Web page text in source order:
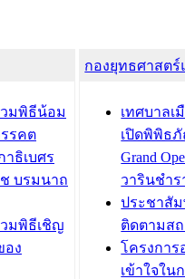
วมพิธีน้อม
รคต
ธิเบศร
บรมนาถ
วมพิธีเชิญ
อง
กองยุทธศาสต
เทศบาลเ
เปิดพิพิธภั
Grand
วารินชำร
ประชาสัม
ติดตามส
โครงกา
เข้าใจใน